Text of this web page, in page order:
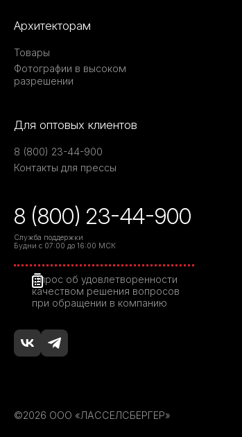
Архитекторам
Товары
Фотографии в высоком
разрешении
Для оптовых клиентов
8 (800) 23-44-900
Контакты для прессы
8 (800) 23-44-900
Служба поддержки
Будни с 07:00 до 16:00 МСК
Опрос об удовлетворенности
качеством решения вопросов
при обращении в компанию
©2026 ООО «ЛАССЕЛСБЕРГЕР»